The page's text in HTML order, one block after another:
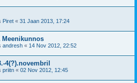
Piret « 31 Jaan 2013, 17:24
Meenikunnos
andresh « 14 Nov 2012, 22:52
4(?).novembril
priitn « 02 Nov 2012, 12:45